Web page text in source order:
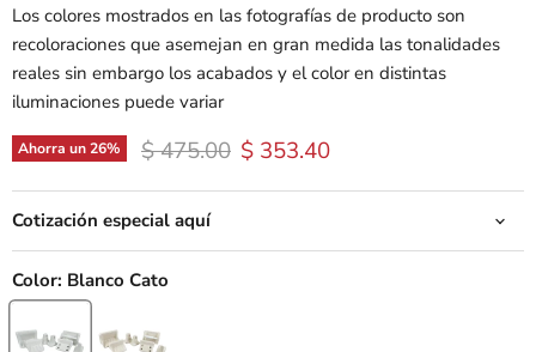
Los colores mostrados en las fotografías de producto son
recoloraciones que asemejan en gran medida las tonalidades
reales sin embargo los acabados y el color en distintas
iluminaciones puede variar
Ahorra un26% Precio original
$ 475.00 Precio actual
$ 353.40
Cotización especial aquí
Color: Blanco Cato